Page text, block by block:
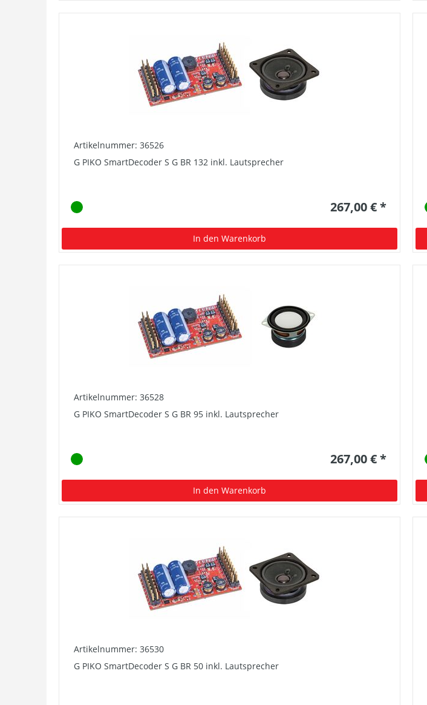
Artikelnummer: 36526
G PIKO SmartDecoder S G BR 132 inkl. Lautsprecher
267,00 € *
In den Warenkorb
Artikelnummer: 36528
G PIKO SmartDecoder S G BR 95 inkl. Lautsprecher
267,00 € *
In den Warenkorb
Artikelnummer: 36530
G PIKO SmartDecoder S G BR 50 inkl. Lautsprecher